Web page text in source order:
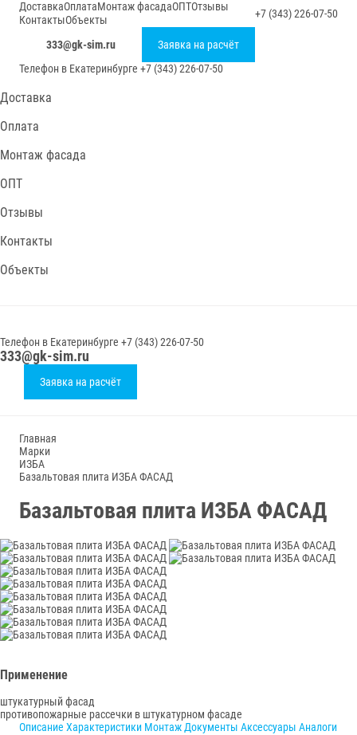
ДоставкаОплатаМонтаж фасадаОПТОтзывы
КонтактыОбъекты +7 (343) 226-07-50
333@gk-sim.ru
Заявка на расчёт
Телефон в Екатеринбурге +7 (343) 226-07-50
Доставка
Оплата
Монтаж фасада
ОПТ
Отзывы
Контакты
Объекты
Телефон в Екатеринбурге +7 (343) 226-07-50
333@gk-sim.ru
Заявка на расчёт
Главная
Марки
ИЗБА
Базальтовая плита ИЗБА ФАСАД
Базальтовая плита ИЗБА ФАСАД
Применение
штукатурный фасад
противопожарные рассечки в штукатурном фасаде
Описание Характеристики Монтаж Документы Аксессуары Аналоги